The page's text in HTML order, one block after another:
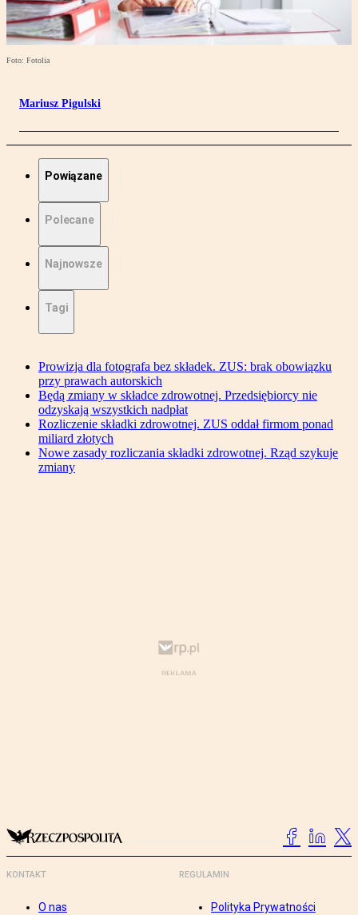
Foto: Fotolia
Mariusz Pigulski
Powiązane
Polecane
Najnowsze
Tagi
Prowizja dla fotografa bez składek. ZUS: brak obowiązku
przy prawach autorskich
Będą zmiany w składce zdrowotnej. Przedsiębiorcy nie
odzyskają wszystkich nadpłat
Rozliczenie składki zdrowotnej. ZUS oddał firmom ponad
miliard złotych
Nowe zasady rozliczania składki zdrowotnej. Rząd szykuje
zmiany
KONTAKT
O nas
REGULAMIN
Polityka Prywatności